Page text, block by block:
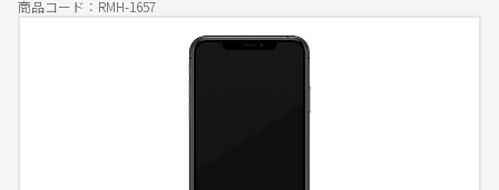
ノートパソコン Mac
受付時間 9：00〜17：30（土日祝休）
商品コード： RMH-1657